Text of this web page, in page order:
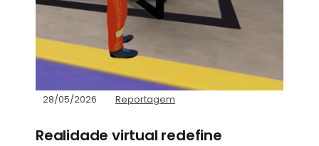
28/05/2026 Reportagem
Realidade virtual redefine